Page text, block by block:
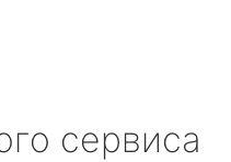
сервиса